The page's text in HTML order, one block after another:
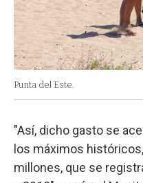
Punta del Este.
"Así, dicho gasto se
los máximos
millones, que se